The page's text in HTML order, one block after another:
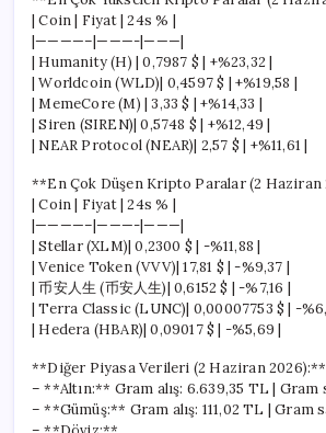
| Coin | Fiyat | 24s % |
|————–|———-|———|
| Humanity (H) | 0,7987 $ | +%23,32 |
| Worldcoin (WLD)| 0,4597 $ | +%19,58 |
| MemeCore (M) | 3,33 $ | +%14,33 |
| Siren (SIREN)| 0,5748 $ | +%12,49 |
| NEAR Protocol (NEAR)| 2,57 $ | +%11,61 |
**En Çok Düşen Kripto Paralar (2 Haziran
| Coin | Fiyat | 24s % |
|————–|———-|———|
| Stellar (XLM)| 0,2300 $ | -%11,88 |
| Venice Token (VVV)| 17,81 $ | -%9,37 |
| 币安人生 (币安人生)| 0,6152 $ | -%7,16 |
| Terra Classic (LUNC)| 0,00007753 $ | -
| Hedera (HBAR)| 0,09017 $ | -%5,69 |
**Diğer Piyasa Verileri (2 Haziran 2026):**
– **Altın:** Gram alış: 6.639,35 TL | Gram
– **Gümüş:** Gram alış: 111,02 TL | Gram